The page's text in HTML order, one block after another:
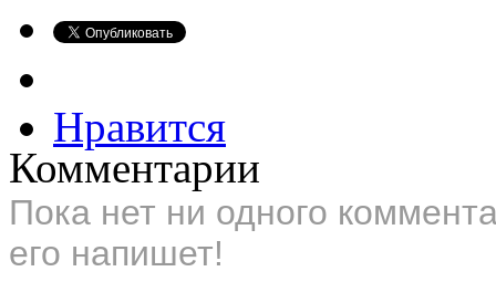
Нравится
Комментарии
Пока нет ни одного
его напишет!